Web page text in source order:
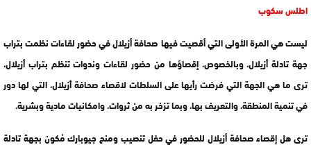
اطلس سكوب
ليست هي المرة الأولى التي أقصيت فيها صحافة أزيلال في حضور لقاءات نظمت بتراب
جهة تادلة أزيلال، وبالخصوص، إقصاؤها من حضور لقاءات وندوات تنظم بتراب أزيلال،
ترى ما هي الجهة التي فرضت رأيها على السلطات لاقصاء صحافة أزيلال، التي لها دور
في تنمية المنطقة، والتعريف بها، وبما تزخر به من ثروات، وامكانيات مادية وبشرية.
ترى هل إقصاء صحافة أزيلال للحضور في حفل تنصيب ومنح جيوبارك مْكون بجهة تادلة